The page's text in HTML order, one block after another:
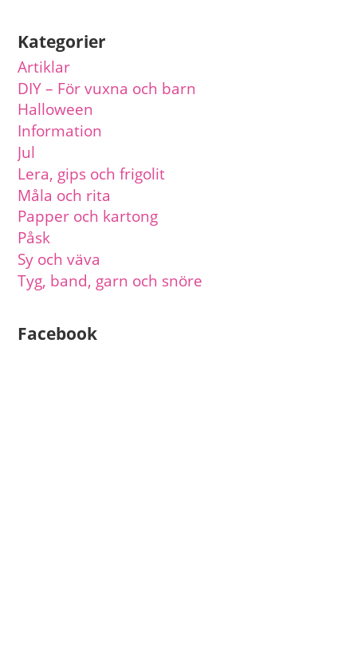
Kategorier
Artiklar
DIY – För vuxna och barn
Halloween
Information
Jul
Lera, gips och frigolit
Måla och rita
Papper och kartong
Påsk
Sy och väva
Tyg, band, garn och snöre
Facebook